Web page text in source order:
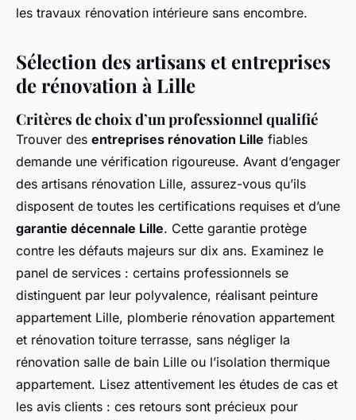
les travaux rénovation intérieure sans encombre.
Sélection des artisans et entreprises
de rénovation à Lille
Critères de choix d’un professionnel qualifié
Trouver des entreprises rénovation Lille fiables
demande une vérification rigoureuse. Avant d’engager
des artisans rénovation Lille, assurez-vous qu’ils
disposent de toutes les certifications requises et d’une
garantie décennale Lille. Cette garantie protège
contre les défauts majeurs sur dix ans. Examinez le
panel de services : certains professionnels se
distinguent par leur polyvalence, réalisant peinture
appartement Lille, plomberie rénovation appartement
et rénovation toiture terrasse, sans négliger la
rénovation salle de bain Lille ou l’isolation thermique
appartement. Lisez attentivement les études de cas et
les avis clients : ces retours sont précieux pour